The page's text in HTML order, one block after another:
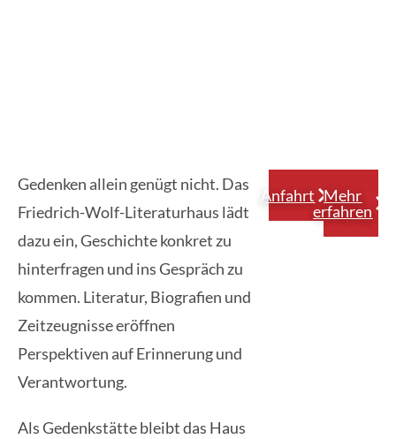
Gedenken allein genügt nicht. Das
Friedrich-Wolf-Literaturhaus lädt
dazu ein, Geschichte konkret zu
hinterfragen und ins Gespräch zu
kommen. Literatur, Biografien und
Zeitzeugnisse eröffnen
Perspektiven auf Erinnerung und
Verantwortung.
Als Gedenkstätte bleibt das Haus
Anfahrt Mehr
erfahren